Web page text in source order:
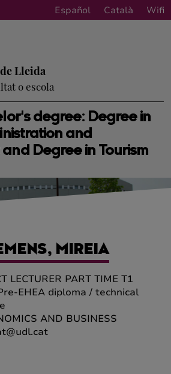
Español Català Wifi
degree: Degree in
and
Degree in Tourism
Lleida
o escola
MIREIA
LECTURER PART TIME T1
EHEA diploma / technical
AND BUSINESS